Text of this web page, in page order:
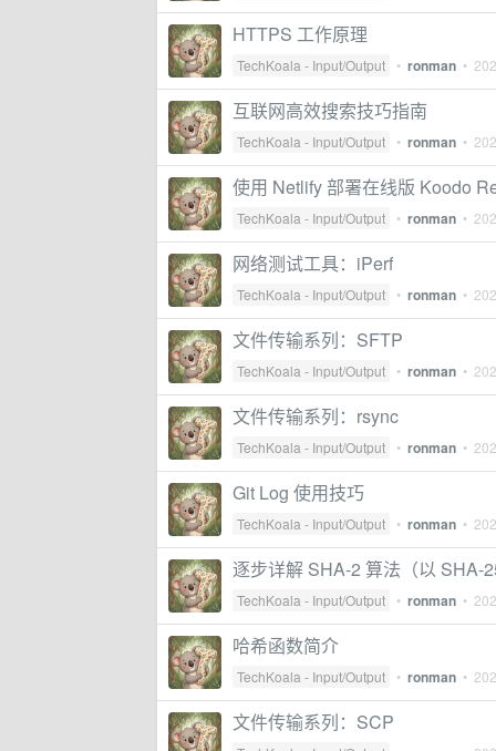
HTTPS 工作原理
TechKoala - Input/Output • ronman •
互联网高效搜索技巧指南
TechKoala - Input/Output • ronman •
使用 Netlify 部署在线版 Koodo
TechKoala - Input/Output • ronman •
网络测试工具：iPerf
TechKoala - Input/Output • ronman •
文件传输系列：SFTP
TechKoala - Input/Output • ronman •
文件传输系列：rsync
TechKoala - Input/Output • ronman •
Git Log 使用技巧
TechKoala - Input/Output • ronman •
逐步详解 SHA-2 算法（以 SHA-
TechKoala - Input/Output • ronman •
哈希函数简介
TechKoala - Input/Output • ronman •
文件传输系列：SCP